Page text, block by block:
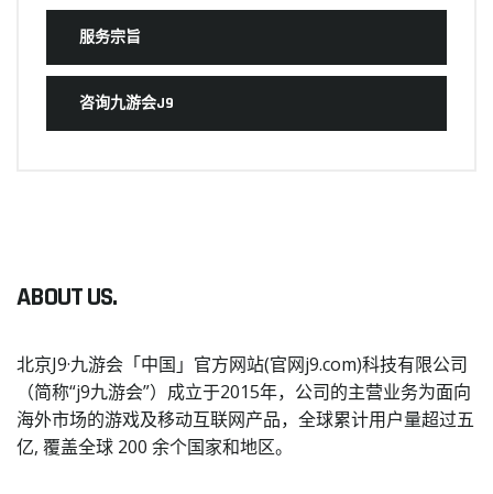
服务宗旨
咨询九游会J9
ABOUT US.
北京J9·九游会「中国」官方网站(官网j9.com)科技有限公司
（简称“j9九游会”）成立于2015年，公司的主营业务为面向
海外市场的游戏及移动互联网产品，全球累计用户量超过五
亿, 覆盖全球 200 余个国家和地区。